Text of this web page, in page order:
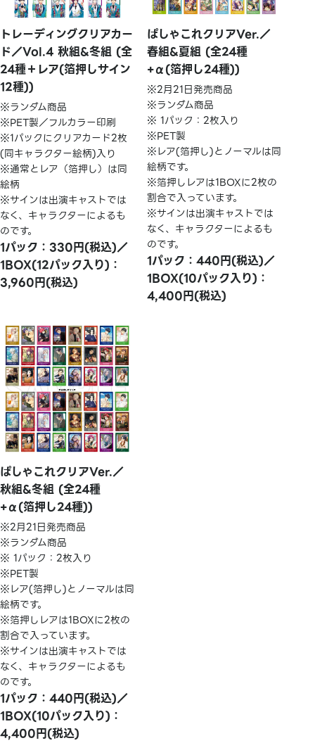
トレーディングクリアカー
ド／Vol.4 秋組&冬組 (全
24種＋レア(箔押しサイン
12種))
※ランダム商品
※PET製／フルカラー印刷
※1パックにクリアカード2枚
(同キャラクター絵柄)入り
※通常とレア（箔押し）は同
絵柄
※サインは出演キャストでは
なく、キャラクターによるも
のです。
1パック：330円(税込)／
1BOX(12パック入り)：
3,960円(税込)
ぱしゃこれクリアVer.／
春組&夏組 (全24種
+α(箔押し24種))
※2月21日発売商品
※ランダム商品
※ 1パック：2枚入り
※PET製
※レア(箔押し)とノーマルは同
絵柄です。
※箔押しレアは1BOXに2枚の
割合で入っています。
※サインは出演キャストでは
なく、キャラクターによるも
のです。
1パック：440円(税込)／
1BOX(10パック入り)：
4,400円(税込)
ぱしゃこれクリアVer.／
秋組&冬組 (全24種
+α(箔押し24種))
※2月21日発売商品
※ランダム商品
※ 1パック：2枚入り
※PET製
※レア(箔押し)とノーマルは同
絵柄です。
※箔押しレアは1BOXに2枚の
割合で入っています。
※サインは出演キャストでは
なく、キャラクターによるも
のです。
1パック：440円(税込)／
1BOX(10パック入り)：
4,400円(税込)